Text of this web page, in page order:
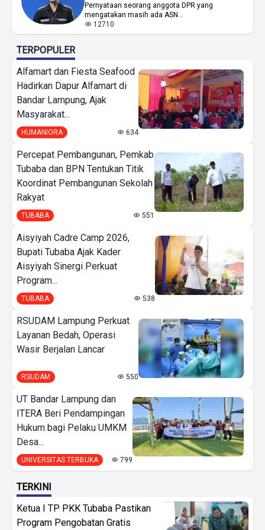
Pernyataan seorang anggota DPR yang
mengatakan masih ada ASN...
12710
TERPOPULER
Alfamart dan Fiesta Seafood
Hadirkan Dapur Alfamart di
Bandar Lampung, Ajak
Masyarakat...
HUMANIORA 634
Percepat Pembangunan, Pemkab
Tubaba dan BPN Tentukan Titik
Koordinat Pembangunan Sekolah
Rakyat
TUBABA 551
Aisyiyah Cadre Camp 2026,
Bupati Tubaba Ajak Kader
Aisyiyah Sinergi Perkuat
Program...
TUBABA 538
RSUDAM Lampung Perkuat
Layanan Bedah, Operasi
Wasir Berjalan Lancar
RSUDAM 550
UT Bandar Lampung dan
ITERA Beri Pendampingan
Hukum bagi Pelaku UMKM
Desa...
UNIVERSITAS TERBUKA 799
TERKINI
Ketua I TP PKK Tubaba Pastikan
Program Pengobatan Gratis